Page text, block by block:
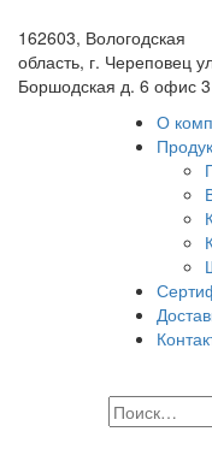
162603, Вологодская
область, г. Череповец
Боршодская д. 6 офис 3
О